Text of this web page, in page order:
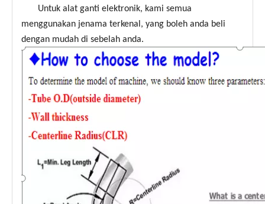
Untuk alat ganti elektronik, kami semua
menggunakan jenama terkenal, yang boleh anda beli
dengan mudah di sebelah anda.